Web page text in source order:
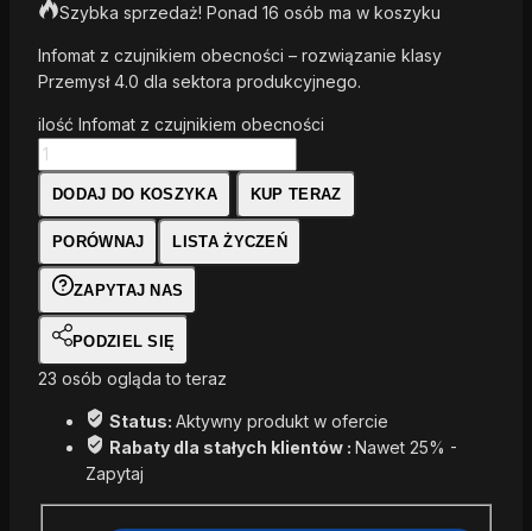
Szybka sprzedaż! Ponad 16 osób ma w koszyku
Infomat z czujnikiem obecności – rozwiązanie klasy
Przemysł 4.0 dla sektora produkcyjnego.
ilość Infomat z czujnikiem obecności
DODAJ DO KOSZYKA KUP TERAZ
PORÓWNAJ LISTA ŻYCZEŃ
ZAPYTAJ NAS
PODZIEL SIĘ
23 osób ogląda to teraz
Status: Aktywny produkt w ofercie
Rabaty dla stałych klientów : Nawet 25% -
Zapytaj